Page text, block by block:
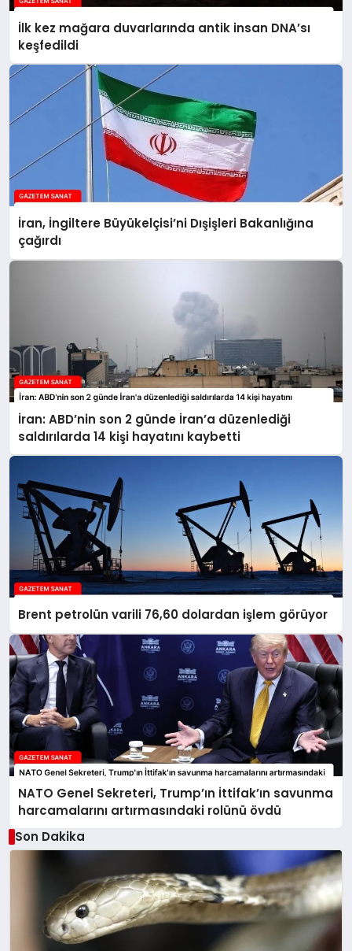
İlk kez mağara duvarlarında antik insan DNA’sı
keşfedildi
İran, İngiltere Büyükelçisi’ni Dışişleri Bakanlığına
çağırdı
İran: ABD’nin son 2 günde İran’a düzenlediği
saldırılarda 14 kişi hayatını kaybetti
Brent petrolün varili 76,60 dolardan işlem görüyor
NATO Genel Sekreteri, Trump’ın İttifak’ın savunma
harcamalarını artırmasındaki rolünü övdü
Son Dakika